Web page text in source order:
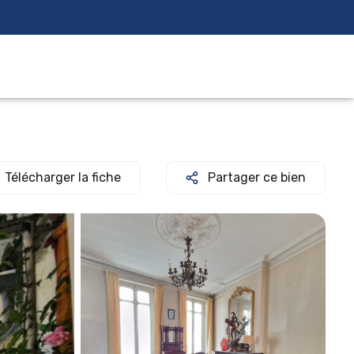
Télécharger la fiche Partager ce bien